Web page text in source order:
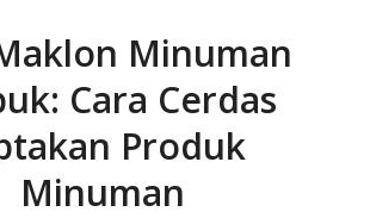
Minuman
Cara Cerdas
Produk
Minuman